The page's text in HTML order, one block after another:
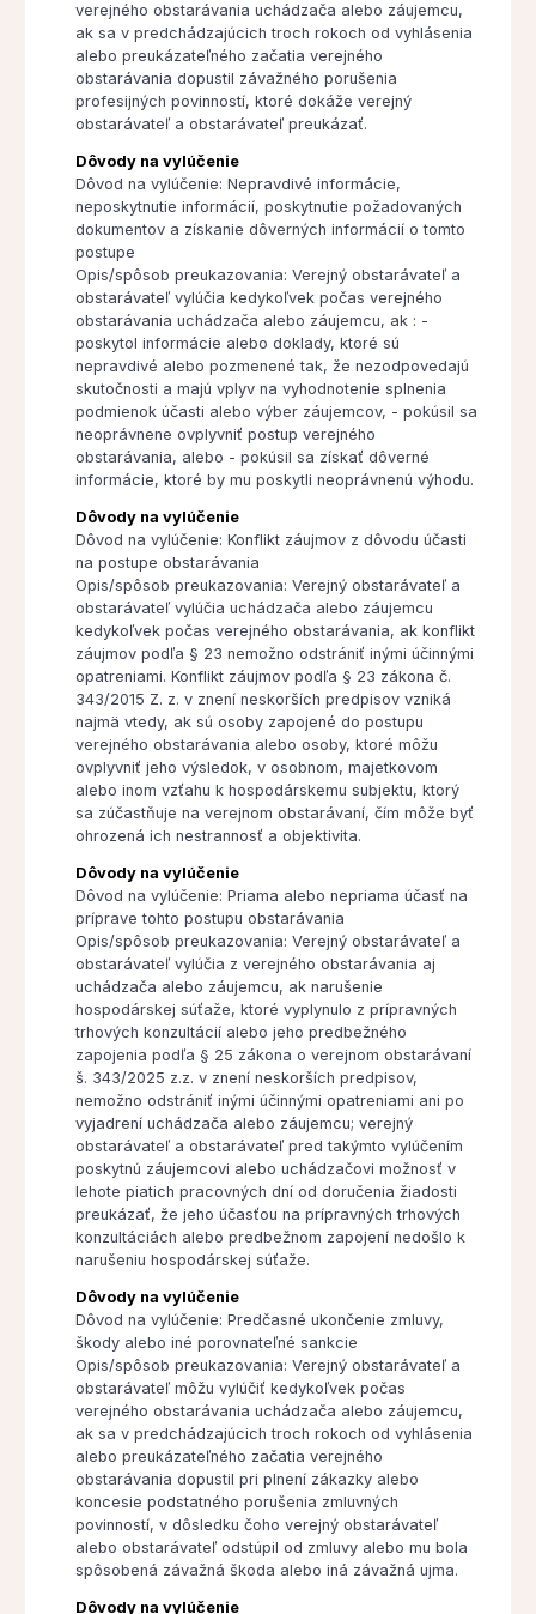
verejného obstarávania uchádzača alebo záujemcu,
ak sa v predchádzajúcich troch rokoch od vyhlásenia
alebo preukázateľného začatia verejného
obstarávania dopustil závažného porušenia
profesijných povinností, ktoré dokáže verejný
obstarávateľ a obstarávateľ preukázať.
Dôvody na vylúčenie
Dôvod na vylúčenie: Nepravdivé informácie,
neposkytnutie informácií, poskytnutie požadovaných
dokumentov a získanie dôverných informácií o tomto
postupe
Opis/spôsob preukazovania: Verejný obstarávateľ a
obstarávateľ vylúčia kedykoľvek počas verejného
obstarávania uchádzača alebo záujemcu, ak : -
poskytol informácie alebo doklady, ktoré sú
nepravdivé alebo pozmenené tak, že nezodpovedajú
skutočnosti a majú vplyv na vyhodnotenie splnenia
podmienok účasti alebo výber záujemcov, - pokúsil sa
neoprávnene ovplyvniť postup verejného
obstarávania, alebo - pokúsil sa získať dôverné
informácie, ktoré by mu poskytli neoprávnenú výhodu.
Dôvody na vylúčenie
Dôvod na vylúčenie: Konflikt záujmov z dôvodu účasti
na postupe obstarávania
Opis/spôsob preukazovania: Verejný obstarávateľ a
obstarávateľ vylúčia uchádzača alebo záujemcu
kedykoľvek počas verejného obstarávania, ak konflikt
záujmov podľa § 23 nemožno odstrániť inými účinnými
opatreniami. Konflikt záujmov podľa § 23 zákona č.
343/2015 Z. z. v znení neskorších predpisov vzniká
najmä vtedy, ak sú osoby zapojené do postupu
verejného obstarávania alebo osoby, ktoré môžu
ovplyvniť jeho výsledok, v osobnom, majetkovom
alebo inom vzťahu k hospodárskemu subjektu, ktorý
sa zúčastňuje na verejnom obstarávaní, čím môže byť
ohrozená ich nestrannosť a objektivita.
Dôvody na vylúčenie
Dôvod na vylúčenie: Priama alebo nepriama účasť na
príprave tohto postupu obstarávania
Opis/spôsob preukazovania: Verejný obstarávateľ a
obstarávateľ vylúčia z verejného obstarávania aj
uchádzača alebo záujemcu, ak narušenie
hospodárskej súťaže, ktoré vyplynulo z prípravných
trhových konzultácií alebo jeho predbežného
zapojenia podľa § 25 zákona o verejnom obstarávaní
š. 343/2025 z.z. v znení neskorších predpisov,
nemožno odstrániť inými účinnými opatreniami ani po
vyjadrení uchádzača alebo záujemcu; verejný
obstarávateľ a obstarávateľ pred takýmto vylúčením
poskytnú záujemcovi alebo uchádzačovi možnosť v
lehote piatich pracovných dní od doručenia žiadosti
preukázať, že jeho účasťou na prípravných trhových
konzultáciách alebo predbežnom zapojení nedošlo k
narušeniu hospodárskej súťaže.
Dôvody na vylúčenie
Dôvod na vylúčenie: Predčasné ukončenie zmluvy,
škody alebo iné porovnateľné sankcie
Opis/spôsob preukazovania: Verejný obstarávateľ a
obstarávateľ môžu vylúčiť kedykoľvek počas
verejného obstarávania uchádzača alebo záujemcu,
ak sa v predchádzajúcich troch rokoch od vyhlásenia
alebo preukázateľného začatia verejného
obstarávania dopustil pri plnení zákazky alebo
koncesie podstatného porušenia zmluvných
povinností, v dôsledku čoho verejný obstarávateľ
alebo obstarávateľ odstúpil od zmluvy alebo mu bola
spôsobená závažná škoda alebo iná závažná ujma.
Dôvody na vylúčenie